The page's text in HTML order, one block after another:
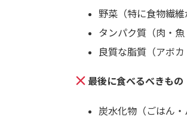
野菜（特に食物繊維
タンパク質（肉・魚
良質な脂質（アボカ
最後に食べるべきもの
炭水化物（ごはん・